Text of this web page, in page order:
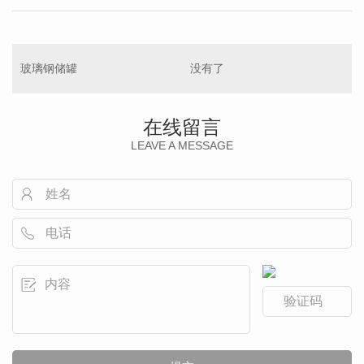
玻璃钢储罐 没有了
在线留言
LEAVE A MESSAGE